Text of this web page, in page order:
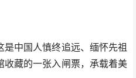
中国人慎终追远、缅怀先祖
收藏的一张入闸票，承载着美